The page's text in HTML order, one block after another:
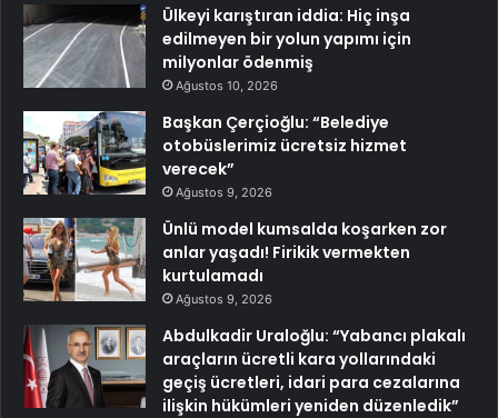
Ülkeyi karıştıran iddia: Hiç inşa
edilmeyen bir yolun yapımı için
milyonlar ödenmiş
Ağustos 10, 2026
Başkan Çerçioğlu: “Belediye
otobüslerimiz ücretsiz hizmet
verecek”
Ağustos 9, 2026
Ünlü model kumsalda koşarken zor
anlar yaşadı! Firikik vermekten
kurtulamadı
Ağustos 9, 2026
Abdulkadir Uraloğlu: “Yabancı plakalı
araçların ücretli kara yollarındaki
geçiş ücretleri, idari para cezalarına
ilişkin hükümleri yeniden düzenledik”